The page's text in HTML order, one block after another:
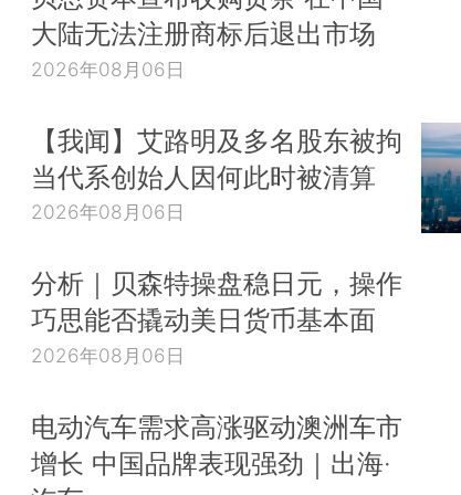
大陆无法注册商标后退出市场
2026年08月06日
【我闻】艾路明及多名股东被拘
当代系创始人因何此时被清算
2026年08月06日
分析｜贝森特操盘稳日元，操作
巧思能否撬动美日货币基本面
2026年08月06日
电动汽车需求高涨驱动澳洲车市
增长 中国品牌表现强劲｜出海·